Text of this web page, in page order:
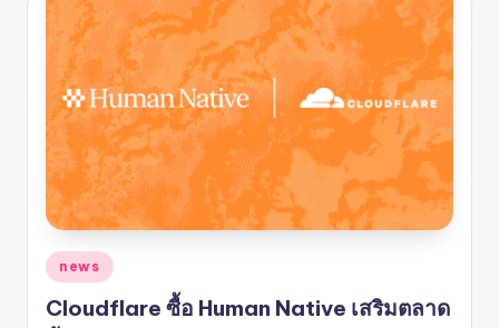
Posted
in
news
Cloudflare ซื้อ Human Native เสริมตลาด